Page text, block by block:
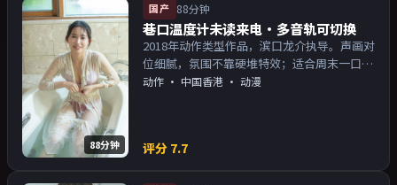
88分钟
国产 88分钟
巷口温度计未读来电·多音轨可切换
2018年动作类型作品，滨口龙介执导。声画对
位细腻，氛围不靠硬堆特效；适合周末一口气
追完。主演以演技派为主，适合喜欢强叙事与
动作 · 中国香港 · 动漫
评分 7.7